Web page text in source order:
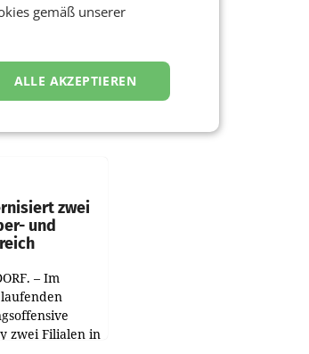
zwei
und
– Im
zwei Filialen in
gemäß unserer
ALLE AKZEPTIEREN